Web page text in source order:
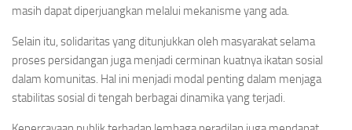
masih dapat diperjuangkan melalui mekanisme yang ada.
Selain itu, solidaritas yang ditunjukkan oleh masyarakat selama
proses persidangan juga menjadi cerminan kuatnya ikatan sosial
dalam komunitas. Hal ini menjadi modal penting dalam menjaga
stabilitas sosial di tengah berbagai dinamika yang terjadi.